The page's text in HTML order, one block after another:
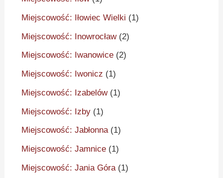
Miejscowość: Iłowiec Wielki (1)
Miejscowość: Inowrocław(2)
Miejscowość: Iwanowice (2)
Miejscowość: Iwonicz (1)
Miejscowość: Izabelów(1)
Miejscowość: Izby (1)
Miejscowość: Jabłonna(1)
Miejscowość: Jamnice (1)
Miejscowość: Jania Góra(1)